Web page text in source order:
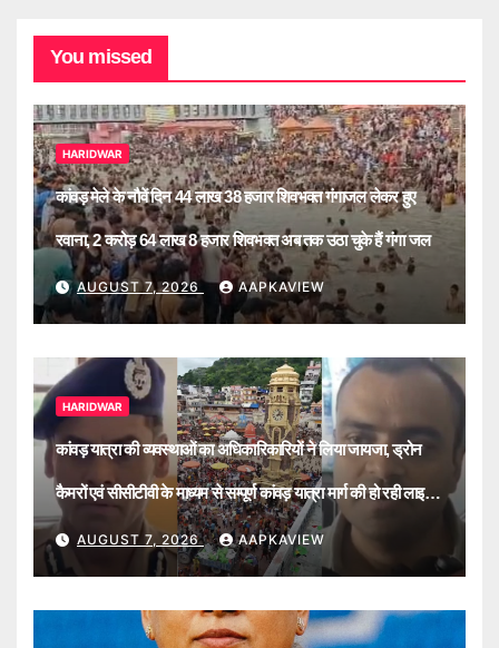
You missed
HARIDWAR
कांवड़ मेले के नौवें दिन 44 लाख 38 हजार शिवभक्त गंगाजल लेकर हुए
रवाना, 2 करोड़ 64 लाख 8 हजार शिवभक्त अब तक उठा चुके हैं गंगा जल
AUGUST 7, 2026 AAPKAVIEW
HARIDWAR
कांवड़ यात्रा की व्यवस्थाओं का अधिकारिकारियों ने लिया जायजा, ड्रोन
कैमरों एवं सीसीटीवी के माध्यम से सम्पूर्ण कांवड़ यात्रा मार्ग की हो रही लाइव
मॉनिटरिंग
AUGUST 7, 2026 AAPKAVIEW